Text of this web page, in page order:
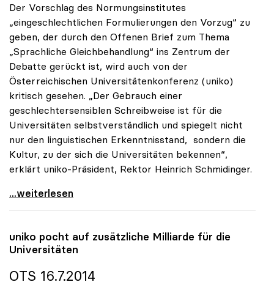
Der Vorschlag des Normungsinstitutes
„eingeschlechtlichen Formulierungen den Vorzug“ zu
geben, der durch den Offenen Brief zum Thema
„Sprachliche Gleichbehandlung“ ins Zentrum der
Debatte gerückt ist, wird auch von der
Österreichischen Universitätenkonferenz (uniko)
kritisch gesehen. „Der Gebrauch einer
geschlechtersensiblen Schreibweise ist für die
Universitäten selbstverständlich und spiegelt nicht
nur den linguistischen Erkenntnisstand, sondern die
Kultur, zu der sich die Universitäten bekennen“,
erklärt uniko-Präsident, Rektor Heinrich Schmidinger.
uniko: Sensible Schreibweise ist für Universitäten
...weiterlesen
uniko pocht auf zusätzliche Milliarde für die
Universitäten
OTS 16.7.2014